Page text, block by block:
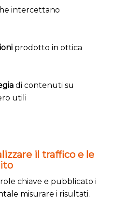
intercettano
prodotto in ottica
di contenuti su
utili
il traffico e le
chiave e pubblicato i
misurare i risultati.